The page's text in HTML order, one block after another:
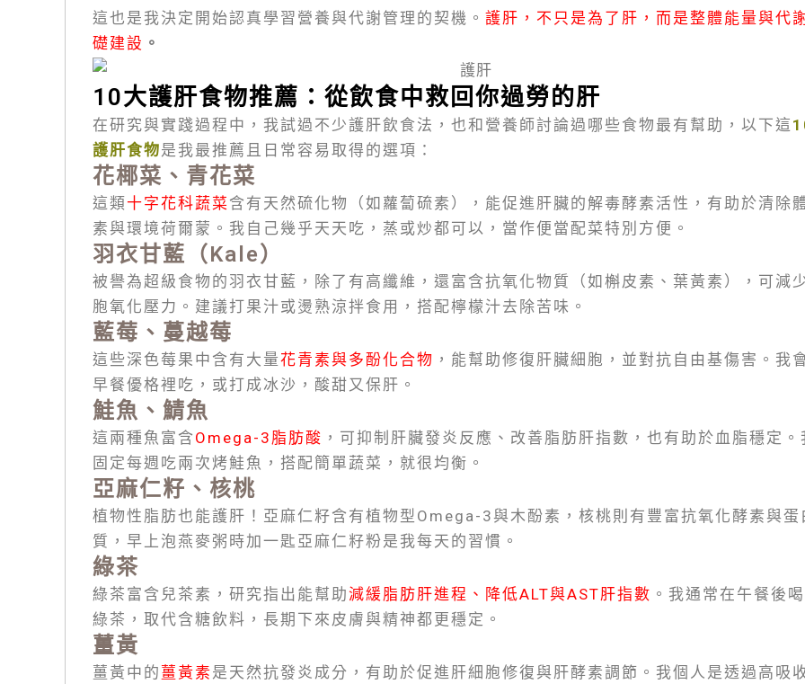
這也是我決定開始認真學習營養與代謝管理的契機。 護肝，不只是為了肝，而是整體能量與代
礎建設 。
10大護肝食物推薦：從飲食中救回你過勞的肝
在研究與實踐過程中，我試過不少護肝飲食法，也和營養師討論過哪些食物最有幫助，以下這
護肝食物是我最推薦且日常容易取得的選項：
花椰菜、青花菜
這類十字花科蔬菜 含有天然硫化物（如蘿蔔硫素），能促進肝臟的解毒酵素活性，有助於清除
素與環境荷爾蒙。我自己幾乎天天吃，蒸或炒都可以，當作便當配菜特別方便。
羽衣甘藍（Kale）
被譽為超級食物的羽衣甘藍，除了有高纖維，還富含抗氧化物質（如槲皮素、葉黃素），可減
胞氧化壓力。建議打果汁或燙熟涼拌食用，搭配檸檬汁去除苦味。
藍莓、蔓越莓
這些深色莓果中含有大量花青素與多酚化合物 ，能幫助修復肝臟細胞，並對抗自由基傷害。我
早餐優格裡吃，或打成冰沙，酸甜又保肝。
鮭魚、鯖魚
這兩種魚富含Omega-3脂肪酸 ，可抑制肝臟發炎反應、改善脂肪肝指數，也有助於血脂穩定。
固定每週吃兩次烤鮭魚，搭配簡單蔬菜，就很均衡。
亞麻仁籽、核桃
植物性脂肪也能護肝！亞麻仁籽含有植物型Omega-3與木酚素，核桃則有豐富抗氧化酵素與蛋
質，早上泡燕麥粥時加一匙亞麻仁籽粉是我每天的習慣。
綠茶
綠茶富含兒茶素，研究指出能幫助減緩脂肪肝進程、降低ALT與AST肝指數 。我通常在午餐後
綠茶，取代含糖飲料，長期下來皮膚與精神都更穩定。
薑黃
薑黃中的 薑黃素是天然抗發炎成分，有助於促進肝細胞修復與肝酵素調節。我個人是透過高吸